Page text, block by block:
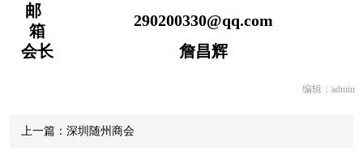
邮
箱
290200330@qq.com
会长
詹昌辉
编辑：admin
上一篇：深圳随州商会